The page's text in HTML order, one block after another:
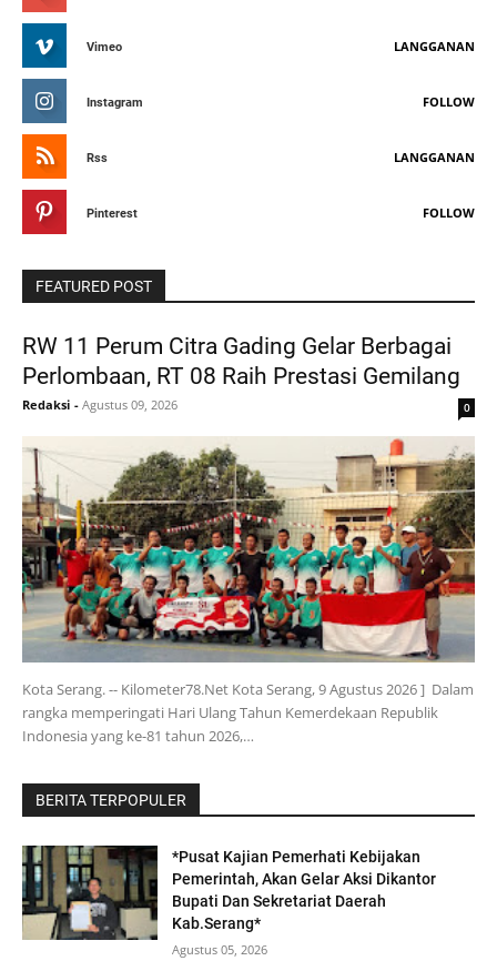
Vimeo LANGGANAN
Instagram FOLLOW
Rss LANGGANAN
Pinterest FOLLOW
FEATURED POST
RW 11 Perum Citra Gading Gelar Berbagai
Perlombaan, RT 08 Raih Prestasi Gemilang
Redaksi - Agustus 09, 2026 0
Kota Serang. -- Kilometer78.Net Kota Serang, 9 Agustus 2026 ] Dalam
rangka memperingati Hari Ulang Tahun Kemerdekaan Republik
Indonesia yang ke-81 tahun 2026,…
BERITA TERPOPULER
*Pusat Kajian Pemerhati Kebijakan
Pemerintah, Akan Gelar Aksi Dikantor
Bupati Dan Sekretariat Daerah
Kab.Serang*
Agustus 05, 2026